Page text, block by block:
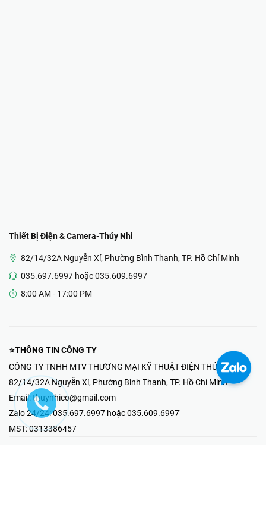
Thiết Bị Điện & Camera-Thúy Nhi
82/14/32A Nguyễn Xí, Phường Bình Thạnh, TP. Hồ Chí Minh
035.697.6997 hoặc 035.609.6997
8:00 AM - 17:00 PM
⭐THÔNG TIN CÔNG TY
CÔNG TY TNHH MTV THƯƠNG MẠI KỸ THUẬT ĐIỆN THÚY NHI
82/14/32A Nguyễn Xí, Phường Bình Thạnh, TP. Hồ Chí Minh
Email: thuynhico@gmail.com
Zalo 24/24:035.697.6997 hoặc 035.609.6997'
MST:0313386457